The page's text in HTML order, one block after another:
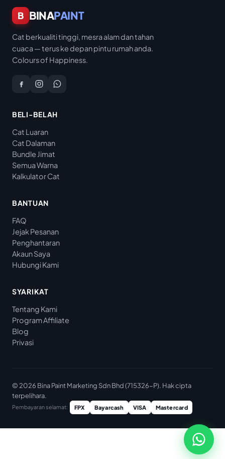
BINAPAINT
Cat berkualiti tinggi, mesra alam dan tahan
cuaca — terus ke depan pintu rumah anda.
Colours of Happiness.
BELI-BELAH
Cat Luaran
Cat Dalaman
Bundle Jimat
Semua Warna
Kalkulator Cat
BANTUAN
FAQ
Jejak Pesanan
Penghantaran
Akaun Saya
Hubungi Kami
SYARIKAT
Tentang Kami
Program Affiliate
Blog
Privasi
© 2026 Bina Paint Marketing Sdn Bhd (715326-P). Hak cipta
terpelihara.
Pembayaran selamat: FPX Bayarcash VISA Mastercard